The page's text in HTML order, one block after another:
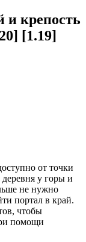
и крепость
[1.19]
от точки
у горы и
не нужно
портал в край.
чтобы
помощи